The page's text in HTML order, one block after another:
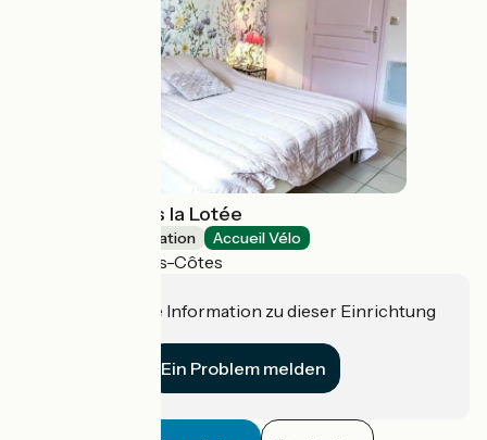
Gîte de groupes la Lotée
Group accommodation Accueil Vélo
Halles-sous-les-Côtes
Haben Sie eine Information zu dieser Einrichtung
Ein Problem melden